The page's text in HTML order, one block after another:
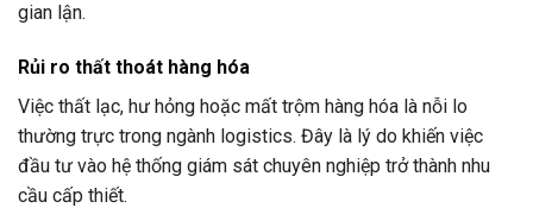
gian lận.
Rủi ro thất thoát hàng hóa
Việc thất lạc, hư hỏng hoặc mất trộm hàng hóa là nỗi lo
thường trực trong ngành logistics. Đây là lý do khiến việc
đầu tư vào hệ thống giám sát chuyên nghiệp trở thành nhu
cầu cấp thiết.